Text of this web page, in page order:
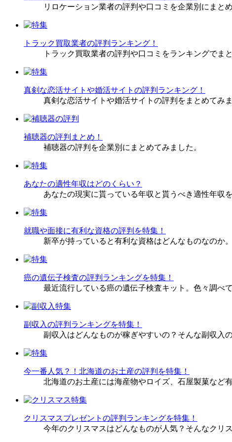
リロケーション業者の評判や口コミを企業別にまと
トラック買取業者の評判ランキング！
トラック買取業者の評判や口コミをランキングでま
真剣な恋活サイトや婚活サイトの評判ランキング！
真剣な恋活サイトや婚活サイトの評判をまとめてみ
補聴器の評判まとめ！
補聴器の評判を企業別にまとめてみました。
あなたの適性年収はどのくらい？
あなたの現実に貰っている年収と貰うべき適性年収
就職や面接に有利な資格の評判を特集！
新卒が持っていると有利な資格はどんなものなのか
癌の遺伝子検査の評判ランキングを特集！
最近流行している癌の遺伝子検査キット。色々調べ
副収入の評判ランキングを特集！
副収入はどんなものが稼ぎやすいの？そんな副収入
今一番人気？！北海道のお土産の評判を特集！
北海道のお土産には海産物やロイズ、石屋製菓など
クリスマスプレゼントの評判ランキングを特集！
今年のクリスマスはどんなものが人気？そんなクリ